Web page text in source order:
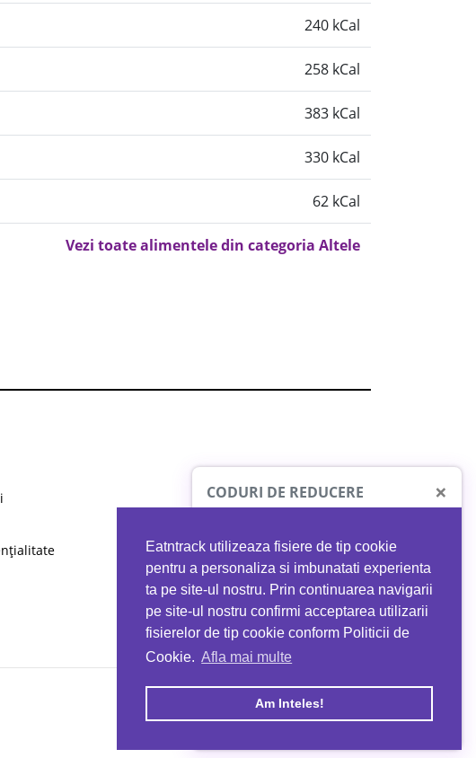
Eatntrack utilizeaza fisiere de tip cookie
pentru a personaliza si imbunatati experienta
ta pe site-ul nostru. Prin continuarea navigarii
pe site-ul nostru confirmi acceptarea utilizarii
fisierelor de tip cookie conform Politicii de
Cookie. Afla mai multe
Am Inteles!
240 kCal
258 kCal
383 kCal
330 kCal
62 kCal
Vezi toate alimentele din categoria Altele
CODURI DE REDUCERE ×
PROTO41
la orice comandă
EATNTRACK
MYPROTEIN
Ai40%reducere la orice comandă
folosind codul EATTRACK